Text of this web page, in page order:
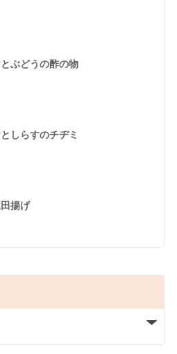
ぶどうの酢の物
しらすのチヂミ
揚げ